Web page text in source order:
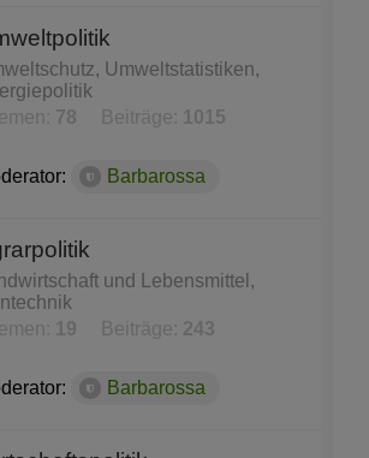
Umweltstatistiken,
78 Beiträge: 1015
Barbarossa
und Lebensmittel,
19 Beiträge: 243
Barbarossa